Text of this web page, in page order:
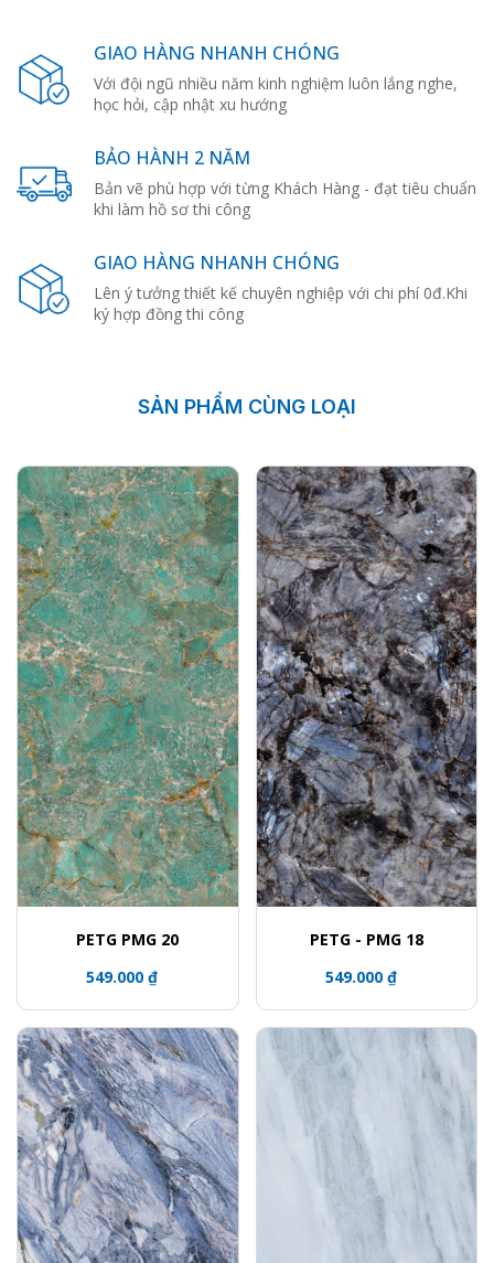
GIAO HÀNG NHANH CHÓNG
Với đội ngũ nhiều năm kinh nghiệm luôn lắng nghe,
học hỏi, cập nhật xu hướng
BẢO HÀNH 2 NĂM
Bản vẽ phù hợp với từng Khách Hàng - đạt tiêu chuẩn
khi làm hồ sơ thi công
GIAO HÀNG NHANH CHÓNG
Lên ý tưởng thiết kế chuyên nghiệp với chi phí 0đ.Khi
ký hợp đồng thi công
SẢN PHẨM CÙNG LOẠI
PETG PMG 20
549.000 ₫
PETG - PMG 18
549.000 ₫